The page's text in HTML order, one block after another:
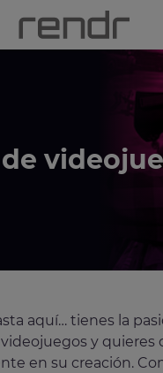
aquí… tienes la
y quieres
en su creación.